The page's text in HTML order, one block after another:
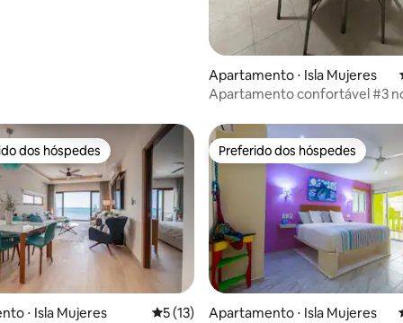
de 5, 37 avaliações Apartamento ⋅ Isla Mujeres
Apartamento confortável #3
preferidos dos hóspedes
dos hóspedes
⋅ Isla Mujeres 5 de uma avaliação média de 5, 13
5 (13)
Preferido dos hóspedes
Preferido dos hóspedes
Apartamento ⋅ Isla Mujeres